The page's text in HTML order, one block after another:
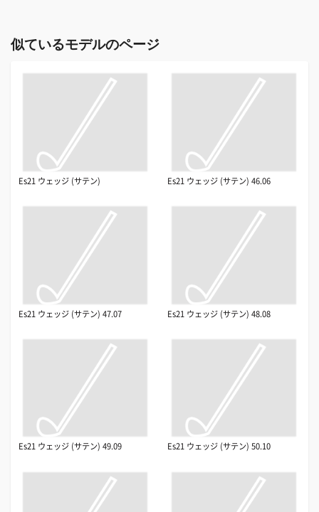
似ているモデルのページ
Es21 ウェッジ (サテン) Es21 ウェッジ (サテン) 46.06
Es21 ウェッジ (サテン) 47.07 Es21 ウェッジ (サテン) 48.08
Es21 ウェッジ (サテン) 49.09 Es21 ウェッジ (サテン) 50.10